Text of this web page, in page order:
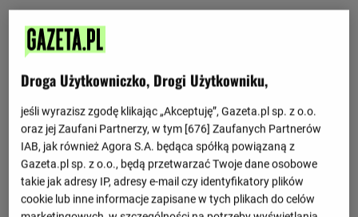
Droga Użytkowniczko, Drogi Użytkowniku,
jeśli wyrazisz zgodę klikając „Akceptuję”, Gazeta.pl sp. z o.o.
oraz jej Zaufani Partnerzy, w tym [676] Zaufanych Partnerów
IAB, jak również Agora S.A. będąca spółką powiązaną z
Gazeta.pl sp. z o.o., będą przetwarzać Twoje dane osobowe
takie jak adresy IP, adresy e-mail czy identyfikatory plików
cookie lub inne informacje zapisane w tych plikach do celów